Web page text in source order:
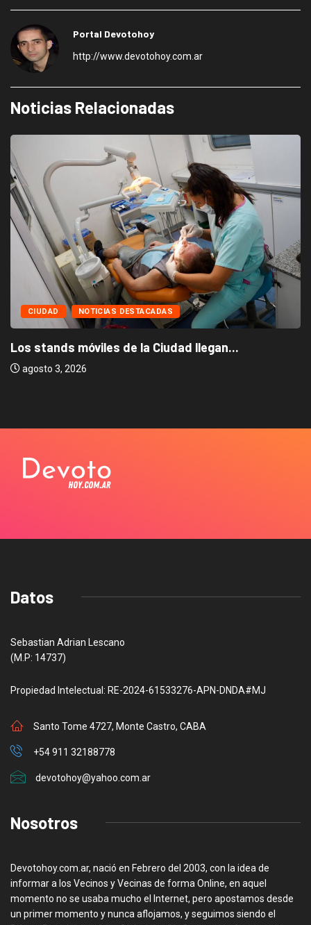
Portal Devotohoy
http://www.devotohoy.com.ar
Noticias Relacionadas
CIUDAD NOTICIAS DESTACADAS
Los stands móviles de la Ciudad llegan...
agosto 3, 2026
Datos
Sebastian Adrian Lescano
(M.P: 14737)
Propiedad Intelectual: RE-2024-61533276-APN-DNDA#MJ
Santo Tome 4727, Monte Castro, CABA
+54 911 32188778
devotohoy@yahoo.com.ar
Nosotros
Devotohoy.com.ar, nació en Febrero del 2003, con la idea de
informar a los Vecinos y Vecinas de forma Online, en aquel
momento no se usaba mucho el Internet, pero apostamos desde
un primer momento y nunca aflojamos, y seguimos siendo el